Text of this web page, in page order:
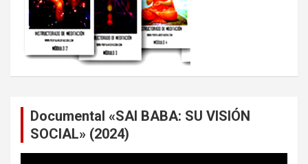
Documental «SAI BABA: SU VISIÓN
SOCIAL» (2024)